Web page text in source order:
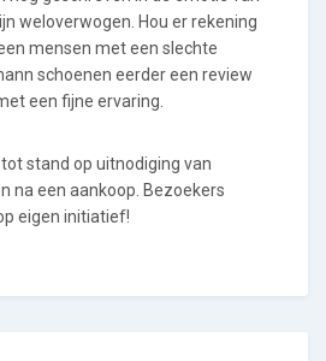
weloverwogen. Hou er rekening
mensen met een slechte
schoenen eerder een review
een fijne ervaring.
tot stand op uitnodiging van
na een aankoop. Bezoekers
eigen initiatief!